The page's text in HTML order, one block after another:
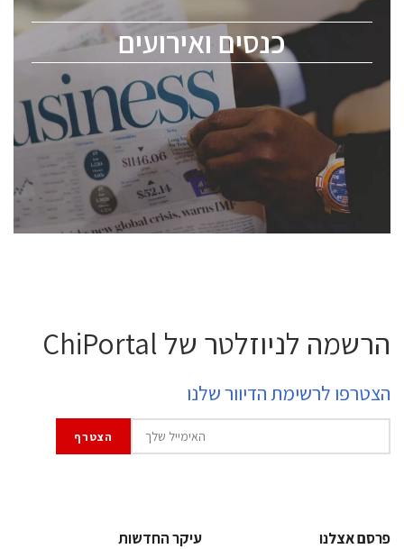
כנסים ואירועים
מומחים מקצועיים ובכירים.
ChipEx2026 will be held on May 12-13, 2026. The
conference is intended for everyone involved in the
semiconductor industry, including engineers,
professional experts, and senior executives.
לחץ לפרטים
הרשמה לניוזלטר של ChiPortal
הצטרפו לרשימת הדיוור שלנו
פרסם אצלנו
עיקר החדשות